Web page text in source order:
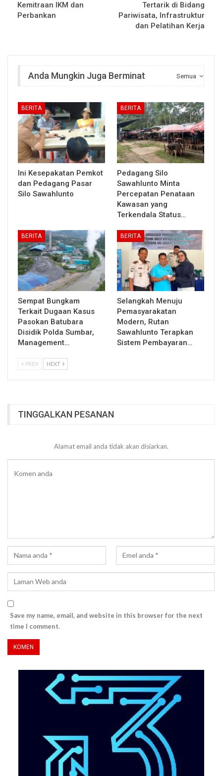
Kemitraan IKM dan
Perbankan
Tertarik di Bidang
Pariwisata, Infrastruktur
dan Pelatihan Kerja
Semua
Anda Mungkin Juga Berminat
BERITA
Ini Kesepakatan Pemkot
dan Pedagang Pasar
Silo Sawahlunto
BERITA
Pedagang Silo
Sawahlunto Minta
Percepatan Penataan
Kawasan yang
Terkendala Status…
BERITA
Sempat Bungkam
Terkait Dugaan Kasus
Pasokan Batubara
Disidik Polda Sumbar,
Management…
BERITA
Selangkah Menuju
Pemasyarakatan
Modern, Rutan
Sawahlunto Terapkan
Sistem Pembayaran…
PREV NEXT
TINGGALKAN PESANAN
Alamat email anda tidak akan disiarkan.
Save my name, email, and website in this browser for the next
time I comment.